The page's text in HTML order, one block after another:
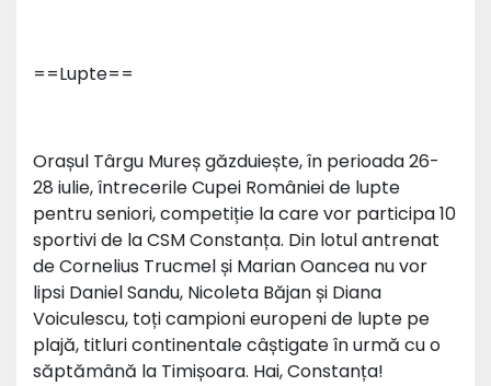
==Lupte==
Orașul Târgu Mureș găzduiește, în perioada 26-
28 iulie, întrecerile Cupei României de lupte
pentru seniori, competiție la care vor participa 10
sportivi de la CSM Constanța. Din lotul antrenat
de Cornelius Trucmel și Marian Oancea nu vor
lipsi Daniel Sandu, Nicoleta Băjan și Diana
Voiculescu, toți campioni europeni de lupte pe
plajă, titluri continentale câștigate în urmă cu o
săptămână la Timișoara. Hai, Constanța!